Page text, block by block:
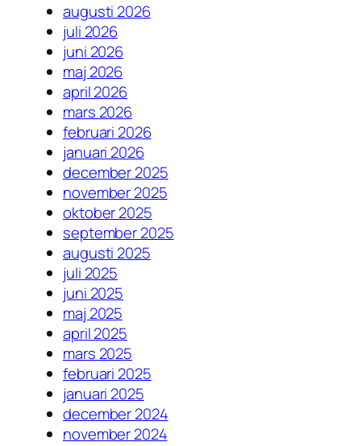
augusti 2026
juli 2026
juni 2026
maj 2026
april 2026
mars 2026
februari 2026
januari 2026
december 2025
november 2025
oktober 2025
september 2025
augusti 2025
juli 2025
juni 2025
maj 2025
april 2025
mars 2025
februari 2025
januari 2025
december 2024
november 2024